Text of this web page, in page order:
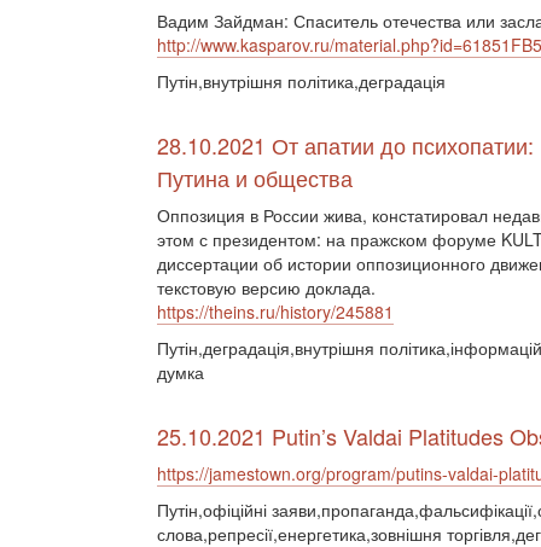
Вадим Зайдман: Спаситель отечества или
http://www.kasparov.ru/
Путін,внутрішня політика,деградація
28.10.2021 От апатии до
Путина и общества
Оппозиция в России жива, констатировал
этом с президентом: на пражском форуме
диссертации об истории оппозиционного
текстовую версию доклада.
https://theins.ru/history/245881
Путін,деградація,внутрішня
думка
25.10.2021 Putin’s Valdai Platitudes
https://jamestown.org/program/putins-valdai-
Путін,офіційні
слова,репресії,енергетика,зовнішня